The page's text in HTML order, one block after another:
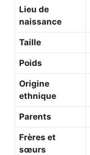
Lieu de
naissance
Taille
Poids
Origine
ethnique
Parents
Frères et
sœurs